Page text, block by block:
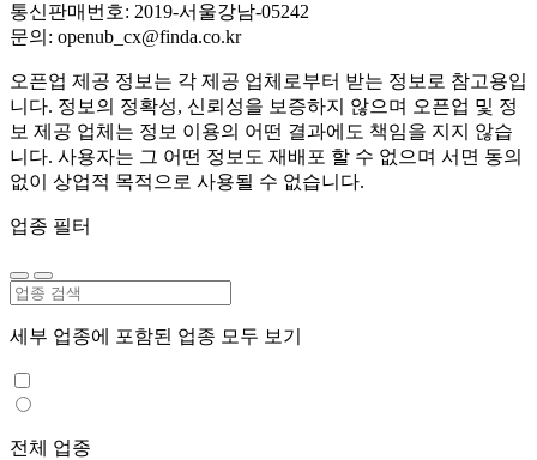
통신판매번호: 2019-서울강남-05242
문의: openub_cx@finda.co.kr
오픈업 제공 정보는 각 제공 업체로부터 받는 정보로 참고용입
니다. 정보의 정확성, 신뢰성을 보증하지 않으며 오픈업 및 정
보 제공 업체는 정보 이용의 어떤 결과에도 책임을 지지 않습
니다. 사용자는 그 어떤 정보도 재배포 할 수 없으며 서면 동의
없이 상업적 목적으로 사용될 수 없습니다.
업종 필터
세부 업종에 포함된 업종 모두 보기
전체 업종